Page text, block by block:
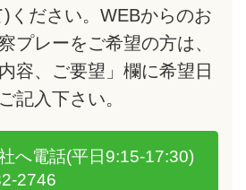
) ください。WEBからのお
プレーをご希望の方は、
容、ご要望」欄に希望日
記入下さい。
へ電話(平日9:15-17:30)
2746